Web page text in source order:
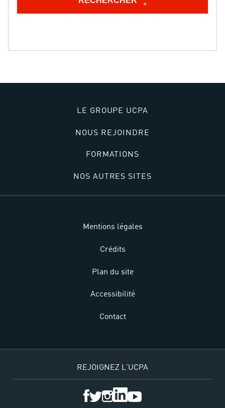
LE GROUPE UCPA
NOUS REJOINDRE
FORMATIONS
NOS AUTRES SITES
Mentions légales
Crédits
Plan du site
Accessibilité
Contact
REJOIGNEZ L'UCPA